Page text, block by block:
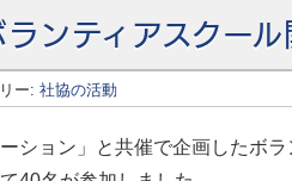
ンティアスクー
月10日更新）
ー: 社協の活動
ション」と共催で企画したボラ